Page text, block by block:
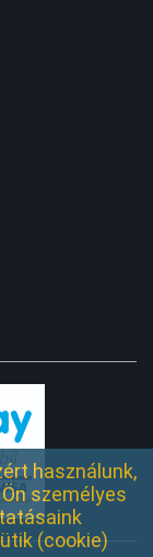
használunk,
személyes
(cookie)